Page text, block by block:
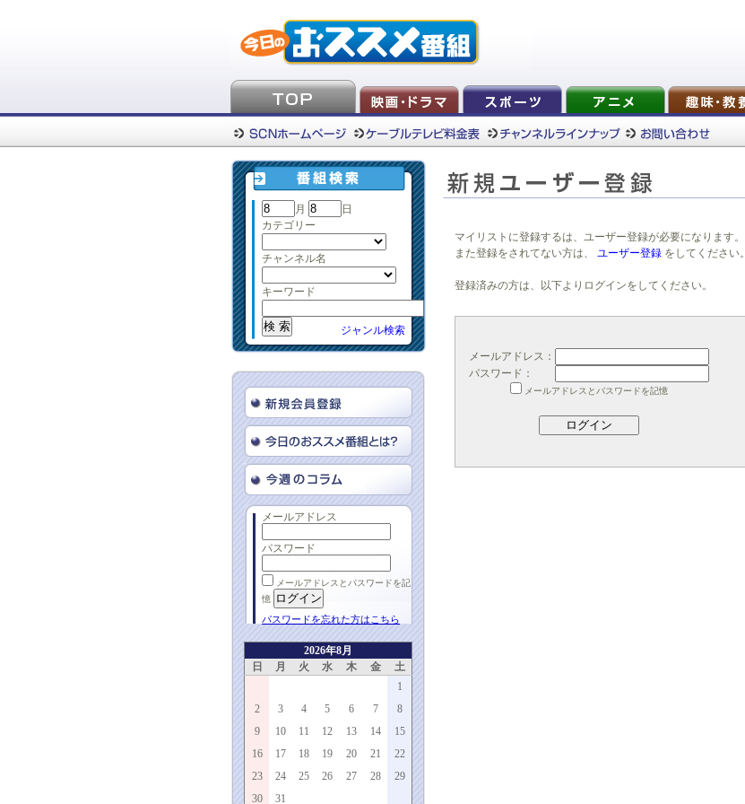
月
日
カテゴリー
チャンネル名
キーワード
ジャンル検索
メールアドレス
パスワード
メールアドレスとパスワードを記
憶
パスワードを忘れた方はこちら
2026年8月
日
月 火 水 木 金
土
1
2
3 4 5 6 7
8
9
10 11 12 13 14
15
16
17 18 19 20 21
22
23
24 25 26 27 28
29
30
31
マイリストに登録するは、ユーザー登録が必要になります。
また登録をされてない方は、
ユーザー登録 をしてください。
登録済みの方は、以下よりログインをしてください。
メールアドレス：
パスワード：
メールアドレスとパスワードを記憶